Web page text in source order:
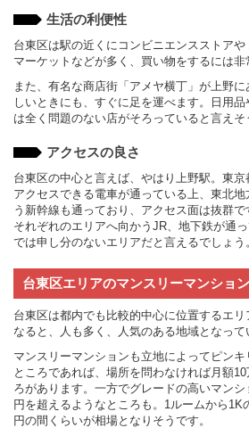
生活の利便性
台東区は駅の近くにコンビニエンスストア
マーケットなどが多く、買い物をするには非
また、有名な商店街「アメヤ横丁」が上野
しいときにも、すぐに足を運べます。日用
は全く問題のない店がそろっていると言えそ
アクセスの良さ
台東区の中心と言えば、やはり上野駅。東
アクセスできる電車が通っている上、東北
う新幹線も通っており、アクセス面は抜群
それぞれのエリアへ向かうJR、地下鉄が通
では申し分のないエリアだと言えるでしょう
台東区エリアのマンスリーマンショ
台東区は都内でも比較的中心に位置するエ
なると、人も多く、人気のある地域となって
マンスリーマンションも立地によってピン
ところであれば、場所を問わなければ月額
ろがあります。一方でグレードの高いマン
円を超えるようなところも。1ルームから1K
円の間くらいが相場となりそうです。